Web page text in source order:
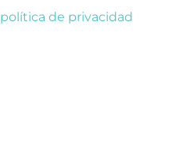
política de privacidad